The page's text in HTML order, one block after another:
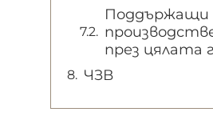
Поддържащи
през цялата
ЧЗВ